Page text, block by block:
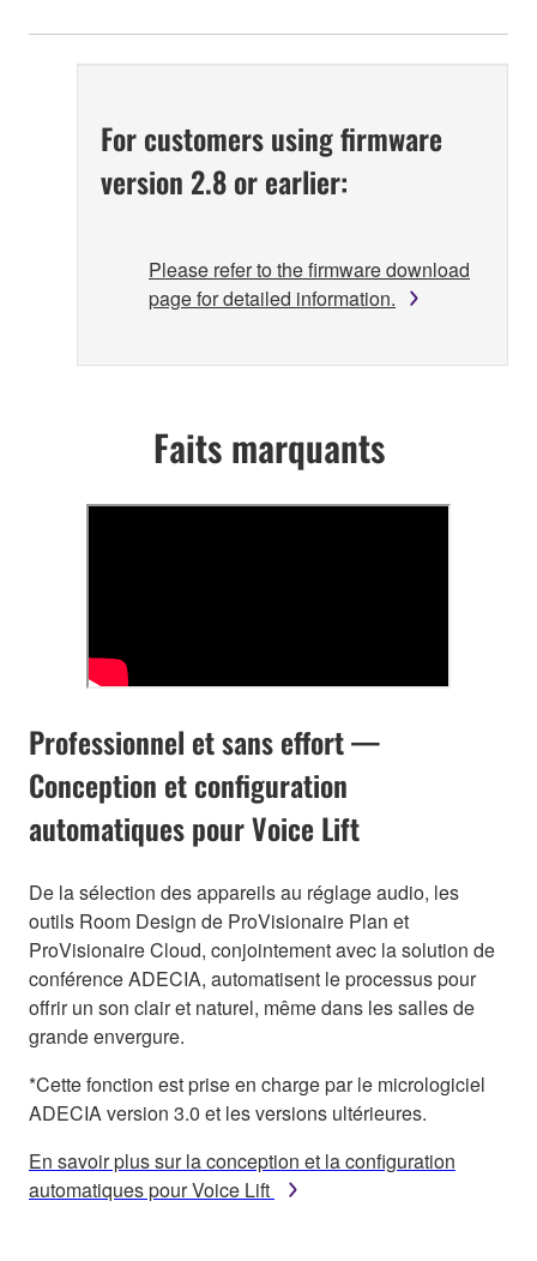
For customers using firmware
version 2.8 or earlier:
Please refer to the firmware download
page for detailed information.
Faits marquants
Professionnel et sans effort —
Conception et configuration
automatiques pour Voice Lift
De la sélection des appareils au réglage audio, les
outils Room Design de ProVisionaire Plan et
ProVisionaire Cloud, conjointement avec la solution de
conférence ADECIA, automatisent le processus pour
offrir un son clair et naturel, même dans les salles de
grande envergure.
*Cette fonction est prise en charge par le micrologiciel
ADECIA version 3.0 et les versions ultérieures.
En savoir plus sur la conception et la configuration
automatiques pour Voice Lift